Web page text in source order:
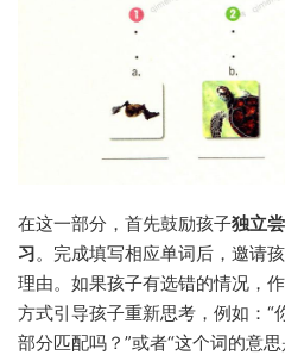
在这一部分，首先鼓励孩子独立
习。完成填写相应单词后，邀请
理由。如果孩子有选错的情况，
方式引导孩子重新思考，例如：“
部分匹配吗？”或者“这个词的意